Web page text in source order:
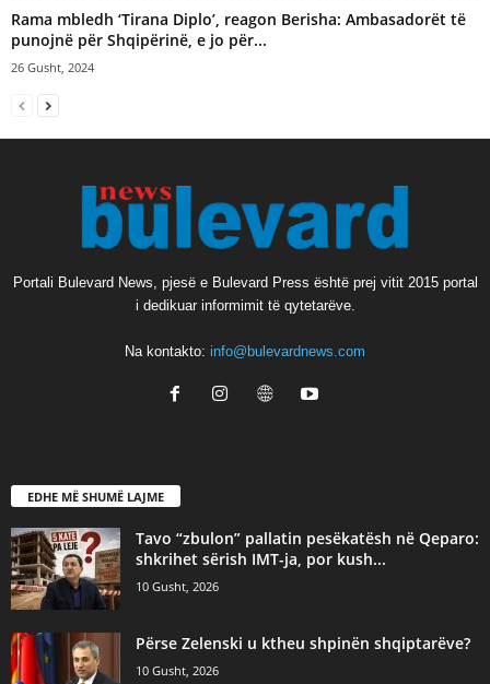
Rama mbledh ‘Tirana Diplo’, reagon Berisha: Ambasadorët të
punojnë për Shqipërinë, e jo për...
26 Gusht, 2024
Portali Bulevard News, pjesë e Bulevard Press është prej vitit 2015 portal
i dedikuar informimit të qytetarëve.
Na kontakto: info@bulevardnews.com
EDHE MË SHUMË LAJME
Tavo “zbulon” pallatin pesëkatësh në Qeparo:
shkrihet sërish IMT-ja, por kush...
10 Gusht, 2026
Përse Zelenski u ktheu shpinën shqiptarëve?
10 Gusht, 2026